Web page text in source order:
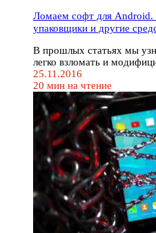
Ломаем софт для
упаковщики и другие
В прошлых статьях мы
легко взломать и
25.11.2016
20 мин на чтение